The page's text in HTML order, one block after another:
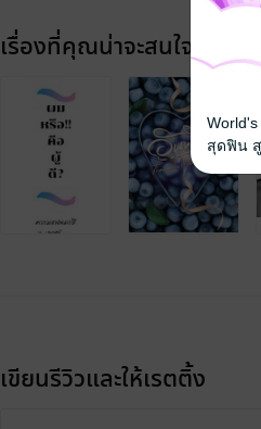
เรื่องที่คุณน่าจะสนใจ
เขียนรีวิวและให้เรตติ้ง
สุดฟิน